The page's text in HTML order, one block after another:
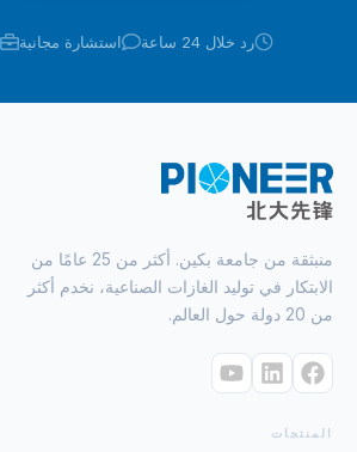
رد خلال 24 ساعة استشارة مجانية
منبثقة من جامعة بكين. أكثر من 25 عامًا من
الابتكار في توليد الغازات الصناعية، نخدم أكثر
من 20 دولة حول العالم.
المنتجات